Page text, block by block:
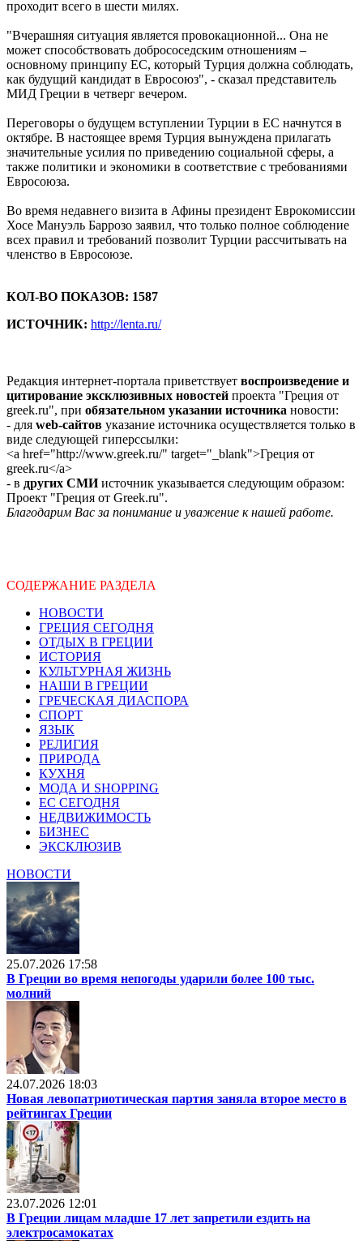
проходит всего в шести милях.
"Вчерашняя ситуация является провокационной... Она не
может способствовать добрососедским отношениям –
основному принципу ЕС, который Турция должна соблюдать,
как будущий кандидат в Евросоюз", - сказал представитель
МИД Греции в четверг вечером.
Переговоры о будущем вступлении Турции в ЕС начнутся в
октябре. В настоящее время Турция вынуждена прилагать
значительные усилия по приведению социальной сферы, а
также политики и экономики в соответствие с требованиями
Евросоюза.
Во время недавнего визита в Афины президент Еврокомиссии
Хосе Мануэль Баррозо заявил, что только полное соблюдение
всех правил и требований позволит Турции рассчитывать на
членство в Евросоюзе.
КОЛ-ВО ПОКАЗОВ: 1587
ИСТОЧНИК: http://lenta.ru/
Редакция интернет-портала приветствует воспроизведение и
цитирование эксклюзивных новостей проекта "Греция от
greek.ru", при обязательном указании источника новости:
- для web-сайтов указание источника осуществляется только в
виде следующей гиперссылки:
<a href="http://www.greek.ru/" target="_blank">Греция от
greek.ru</a>
- в других СМИисточник указывается следующим образом:
Проект "Греция от Greek.ru".
Благодарим Вас за понимание и уважение к нашей работе.
СОДЕРЖАНИЕ РАЗДЕЛА
НОВОСТИ
ГРЕЦИЯ СЕГОДНЯ
ОТДЫХ В ГРЕЦИИ
ИСТОРИЯ
КУЛЬТУРНАЯ ЖИЗНЬ
НАШИ В ГРЕЦИИ
ГРЕЧЕСКАЯ ДИАСПОРА
СПОРТ
ЯЗЫК
РЕЛИГИЯ
ПРИРОДА
КУХНЯ
МОДА И SHOPPING
ЕС СЕГОДНЯ
НЕДВИЖИМОСТЬ
БИЗНЕС
ЭКСКЛЮЗИВ
НОВОСТИ
25.07.2026 17:58
В Греции во время непогоды ударили более 100 тыс.
молний
24.07.2026 18:03
Новая левопатриотическая партия заняла второе место в
рейтингах Греции
23.07.2026 12:01
В Греции лицам младше 17 лет запретили ездить на
электросамокатах